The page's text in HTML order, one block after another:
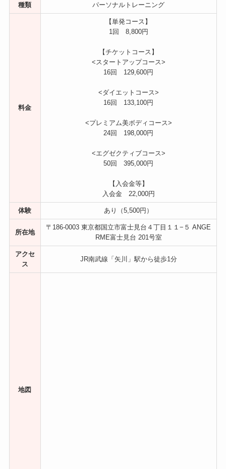
種類 パーソナルトレーニング
料金
【単発コース】
1回 8,800円
【チケットコース】
<スタートアップコース>
16回 129,600円
<ダイエットコース>
16回 133,100円
<プレミアム美ボディコース>
24回 198,000円
<エグゼクティブコース>
50回 395,000円
【入会金等】
入会金 22,000円
体験 あり（5,500円）
所在地
〒186-0003 東京都国立市富士見台４丁目１１−５ ANGE
RME富士見台 201号室
アクセ
ス
JR南武線「矢川」駅から徒歩1分
地図